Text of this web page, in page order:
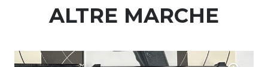
ALTRE MARCHE